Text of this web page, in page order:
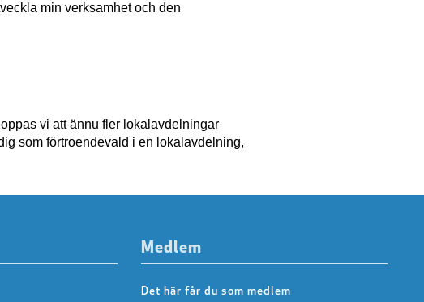
min verksamhet och den
vi att ännu fler lokalavdelningar
som förtroendevald i en lokalavdelning,
Medlem
Det här får du som medlem